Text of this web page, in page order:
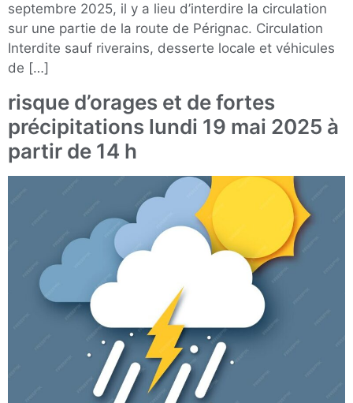
septembre 2025, il y a lieu d’interdire la circulation
sur une partie de la route de Pérignac. Circulation
Interdite sauf riverains, desserte locale et véhicules
de […]
risque d’orages et de fortes
précipitations lundi 19 mai 2025 à
partir de 14 h